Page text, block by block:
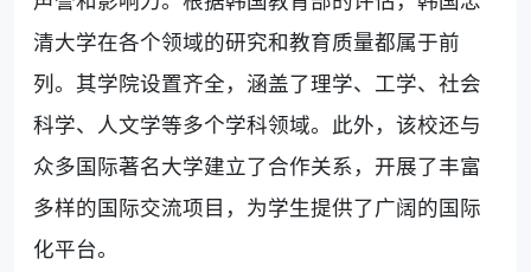
清大学在各个领域的研究和教育质量都属于前
列。其学院设置齐全，涵盖了理学、工学、社会
科学、人文学等多个学科领域。此外，该校还与
众多国际著名大学建立了合作关系，开展了丰富
多样的国际交流项目，为学生提供了广阔的国际
化平台。